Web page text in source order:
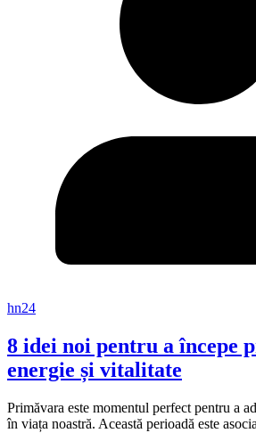
hn24
8 idei noi pentru a începe
energie și vitalitate
Primăvara este momentul perfect pentru a
în viața noastră. Această perioadă este